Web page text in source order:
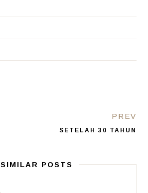
PREV
SETELAH 30 TAHUN
SIMILAR POSTS